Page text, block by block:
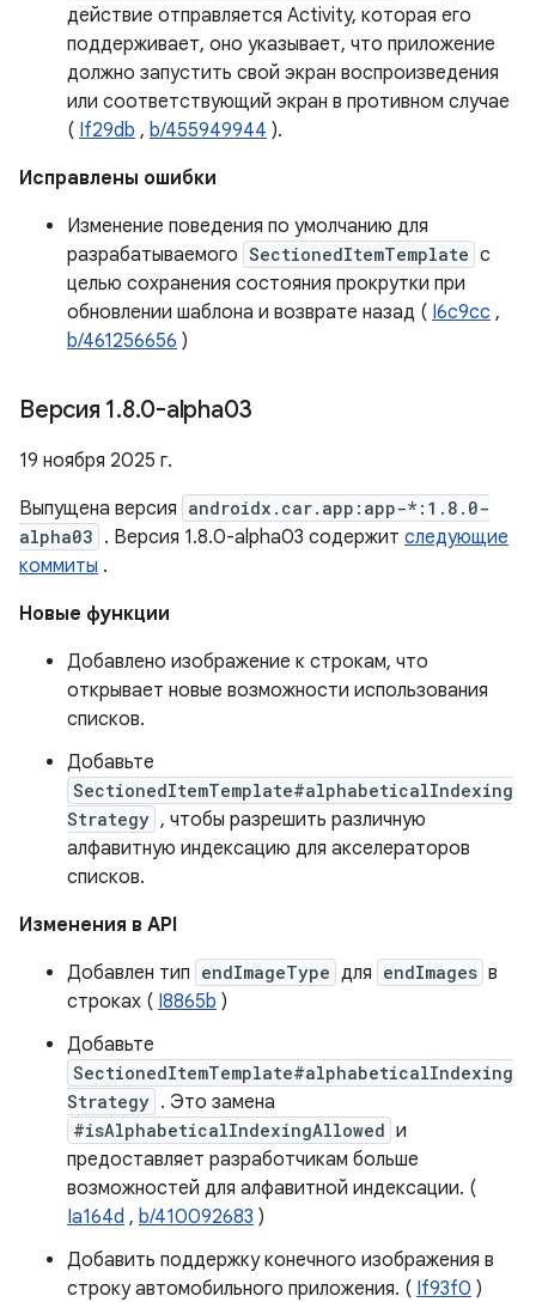
действие отправляется Activity, которая его
поддерживает, оно указывает, что приложение
должно запустить свой экран воспроизведения
или соответствующий экран в противном случае
( If29db , b/455949944 ).
Исправлены ошибки
Изменение поведения по умолчанию для
разрабатываемого SectionedItemTemplate с
целью сохранения состояния прокрутки при
обновлении шаблона и возврате назад ( I6c9cc ,
b/461256656 )
Версия 1.8.0-alpha03
19 ноября 2025 г.
Выпущена версия androidx.car.app:app-*:1.8.0-
alpha03 . Версия 1.8.0-alpha03 содержит следующие
коммиты .
Новые функции
Добавлено изображение к строкам, что
открывает новые возможности использования
списков.
Добавьте
SectionedItemTemplate#alphabeticalIndexing
Strategy , чтобы разрешить различную
алфавитную индексацию для акселераторов
списков.
Изменения в API
Добавлен тип endImageType для endImages в
строках ( I8865b )
Добавьте
SectionedItemTemplate#alphabeticalIndexing
Strategy . Это замена
#isAlphabeticalIndexingAllowed и
предоставляет разработчикам больше
возможностей для алфавитной индексации. (
Ia164d , b/410092683 )
Добавить поддержку конечного изображения в
строку автомобильного приложения. ( If93f0 )